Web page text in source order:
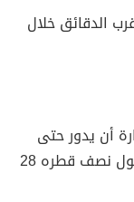
الدقائق خلال
أن يدور حتى
352 م، إذا كان طول نصف قطره 28